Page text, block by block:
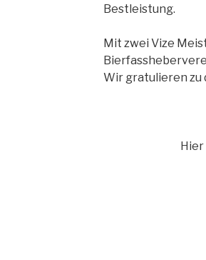
Bestleistung.
Mit zwei Vize
Wir gratulieren zu
Hier